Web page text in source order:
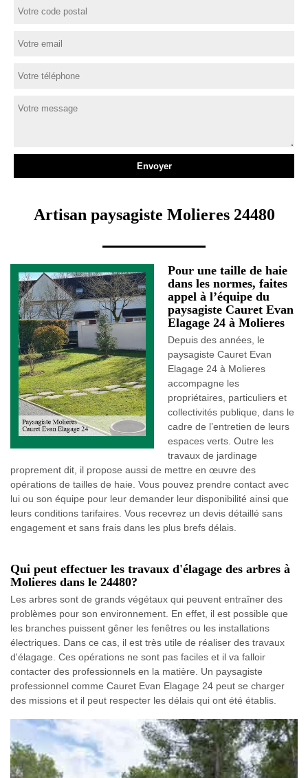
Artisan paysagiste Molieres 24480
Pour une taille de haie
dans les normes, faites
appel à l’équipe du
paysagiste Cauret Evan
Elagage 24 à Molieres
Depuis des années, le
paysagiste Cauret Evan
Elagage 24 à Molieres
accompagne les
propriétaires, particuliers et
collectivités publique, dans le
cadre de l’entretien de leurs
espaces verts. Outre les
travaux de jardinage
proprement dit, il propose aussi de mettre en œuvre des
opérations de tailles de haie. Vous pouvez prendre contact avec
lui ou son équipe pour leur demander leur disponibilité ainsi que
leurs conditions tarifaires. Vous recevrez un devis détaillé sans
engagement et sans frais dans les plus brefs délais.
Qui peut effectuer les travaux d'élagage des arbres à
Molieres dans le 24480?
Les arbres sont de grands végétaux qui peuvent entraîner des
problèmes pour son environnement. En effet, il est possible que
les branches puissent gêner les fenêtres ou les installations
électriques. Dans ce cas, il est très utile de réaliser des travaux
d'élagage. Ces opérations ne sont pas faciles et il va falloir
contacter des professionnels en la matière. Un paysagiste
professionnel comme Cauret Evan Elagage 24 peut se charger
des missions et il peut respecter les délais qui ont été établis.